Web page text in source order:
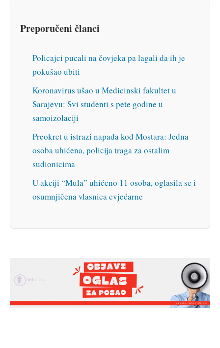
Preporučeni članci
Policajci pucali na čovjeka pa lagali da ih je
pokušao ubiti
Koronavirus ušao u Medicinski fakultet u
Sarajevu: Svi studenti s pete godine u
samoizolaciji
Preokret u istrazi napada kod Mostara: Jedna
osoba uhićena, policija traga za ostalim
sudionicima
U akciji “Mula” uhićeno 11 osoba, oglasila se i
osumnjičena vlasnica cvjećarne